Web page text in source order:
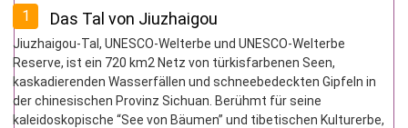
1 Das Tal von Jiuzhaigou
Jiuzhaigou-Tal, UNESCO-Welterbe und UNESCO-Welterbe
Reserve, ist ein 720 km2 Netz von türkisfarbenen Seen,
kaskadierenden Wasserfällen und schneebedeckten Gipfeln in
der chinesischen Provinz Sichuan. Berühmt für seine
kaleidoskopische “See von Bäumen” und tibetischen Kulturerbe,